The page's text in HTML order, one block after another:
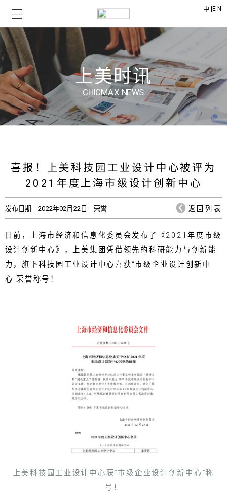
中 |EN
上美时讯
CHICMAX NEWS
喜报！上美科技园工业设计中心被评为
2021年度上海市级设计创新中心
发布日期 2022年02月22日 荣誉 返回列表
日前，上海市经济和信息化委员会发布了《2021年度市级
设计创新中心》，上美集团凭借领先的科研能力与创新能
力，旗下科技园工业设计中心喜获“市级企业设计创新中
心”荣誉称号！
上美科技园工业设计中心获“市级企业设计创新中心”称
号！